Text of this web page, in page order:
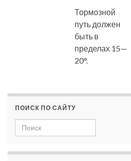
Тормозной
путь должен
быть в
пределах 15—
20°.
ПОИСК ПО САЙТУ
Search for: